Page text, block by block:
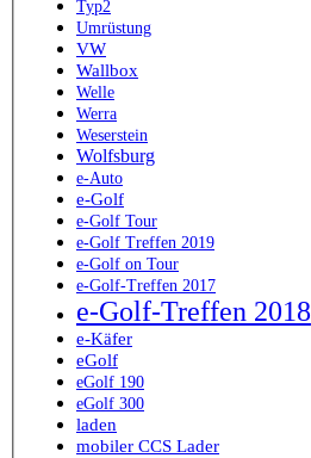
Typ2
Umrüstung
VW
Wallbox
Welle
Werra
Weserstein
Wolfsburg
e-Auto
e-Golf
e-Golf Tour
e-Golf Treffen 2019
e-Golf on Tour
e-Golf-Treffen 2017
e-Golf-Treffen 2018
e-Käfer
eGolf
eGolf 190
eGolf 300
laden
mobiler CCS Lader